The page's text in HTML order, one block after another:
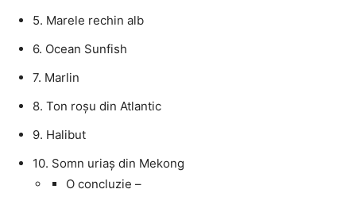
5. Marele rechin alb
6. Ocean Sunfish
7. Marlin
8. Ton roșu din Atlantic
9. Halibut
10. Somn uriaș din Mekong
O concluzie –